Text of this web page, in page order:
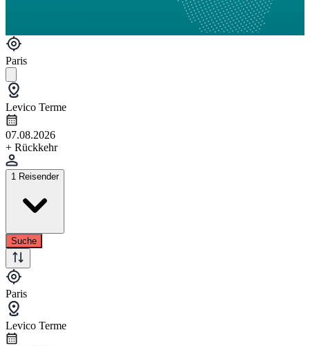
Paris
Levico Terme
07.08.2026
+ Rückkehr
1 Reisender
Suche
Paris
Levico Terme